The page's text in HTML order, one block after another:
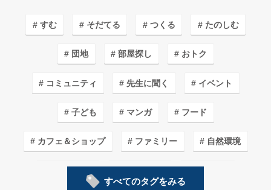
すむ そだてる つくる たのしむ
団地 部屋探し おトク
コミュニティ 先生に聞く イベント
子ども マンガ フード
カフェ＆ショップ ファミリー 自然環境
すべてのタグをみる